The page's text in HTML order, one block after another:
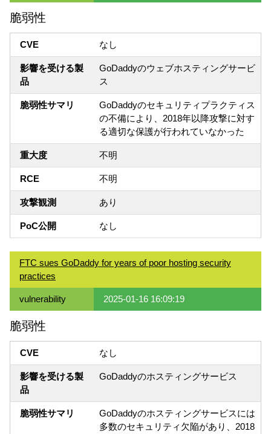
脆弱性
CVE なし
影響を受ける製
品
GoDaddyのウェブホスティングサービ
ス
脆弱性サマリ
GoDaddyのセキュリティプラクティス
の不備により、2018年以降攻撃に対す
る適切な保護が行われていなかった
重大度 不明
RCE 不明
攻撃観測 あり
PoC公開 なし
FTC sues GoDaddy for years of poor hosting security
practices
vulnerability 2025-01-16 16:09:19
脆弱性
CVE なし
影響を受ける製
品
GoDaddyのホスティングサービス
脆弱性サマリ
GoDaddyのホスティングサービスには
多数のセキュリティ欠陥があり、2018